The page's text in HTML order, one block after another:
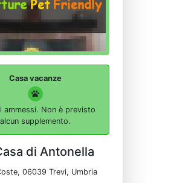
Casa vacanze
ammessi. Non è previsto
alcun supplemento.
di Antonella
06039 Trevi, Umbria